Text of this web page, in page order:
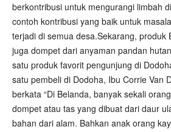
berkontribusi untuk mengurangi limbah
contoh kontribusi yang baik untuk
terjadi di semua desa.Sekarang, produk
juga dompet dari anyaman pandan
satu produk favorit pengunjung di
satu pembeli di Dodoha, Ibu Corrie Van
berkata “Di Belanda, banyak sekali
dompet atau tas yang dibuat dari daur
bahan dari alam. Bahkan anak orang